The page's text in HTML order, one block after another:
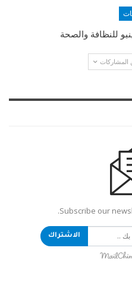
للنظافة والصحة
المشاركات
Subscribe our
الاشتراك